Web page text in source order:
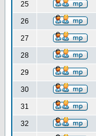
25
26
27
28
29
30
31
32